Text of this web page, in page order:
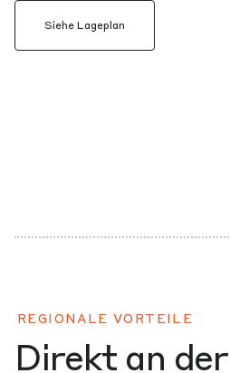
Siehe Lageplan
REGIONALE VORTEILE
Direkt an